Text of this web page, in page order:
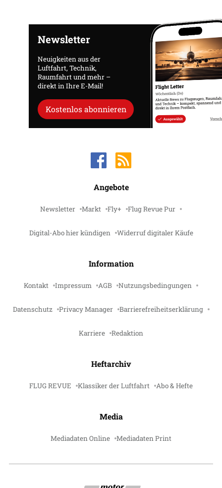
Newsletter
Neuigkeiten aus der
Luftfahrt, Technik,
Raumfahrt und mehr –
direkt in Ihre E-Mail!
Kostenlos abonnieren
Angebote
Newsletter Markt Fly+ Flug Revue Pur
Digital-Abo hier kündigen Widerruf digitaler Käufe
Information
Kontakt Impressum AGB Nutzungsbedingungen
Datenschutz Privacy Manager Barrierefreiheitserklärung
Karriere Redaktion
Heftarchiv
FLUG REVUE Klassiker der Luftfahrt Abo & Hefte
Media
Mediadaten Online Mediadaten Print